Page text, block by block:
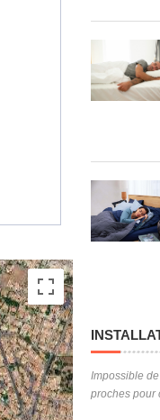
Impossible
proches pour